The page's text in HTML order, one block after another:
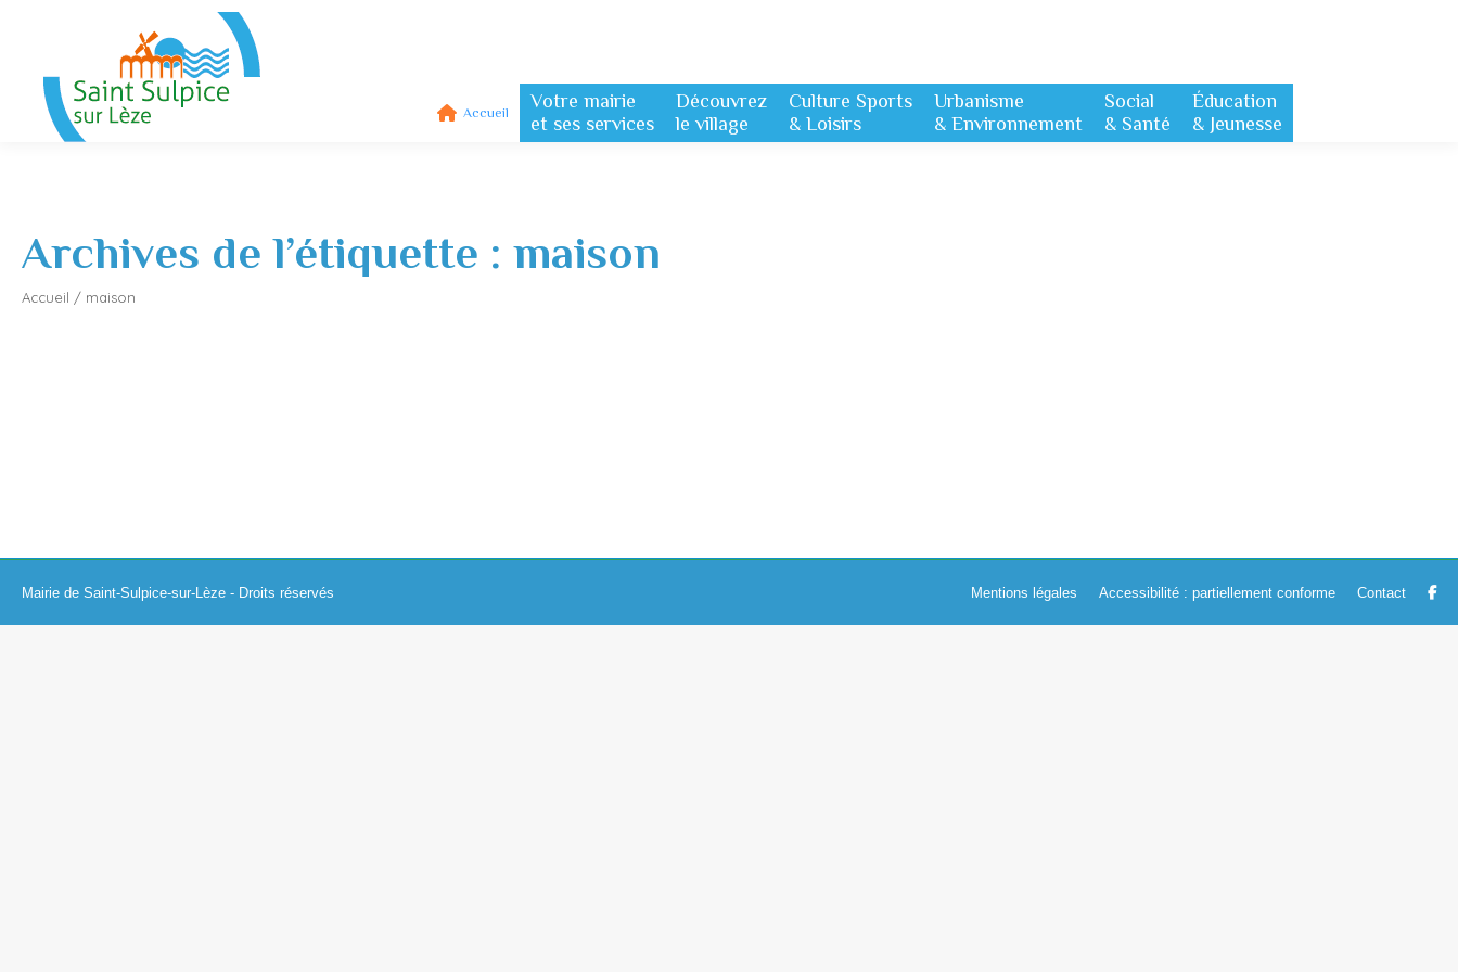
Accueil
Votre mairie
et ses services
Découvrez
le village
Culture Sports
& Loisirs
Urbanisme
& Environnement
Social
& Santé
Éducation
& Jeunesse
Archives de l’étiquette : maison
Accueil / maison
Mairie de Saint-Sulpice-sur-Lèze - Droits réservés Mentions légales Accessibilité : partiellement conforme Contact